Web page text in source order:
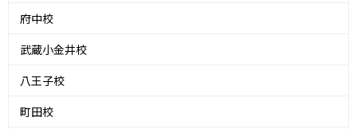
府中校
武蔵小金井校
八王子校
町田校